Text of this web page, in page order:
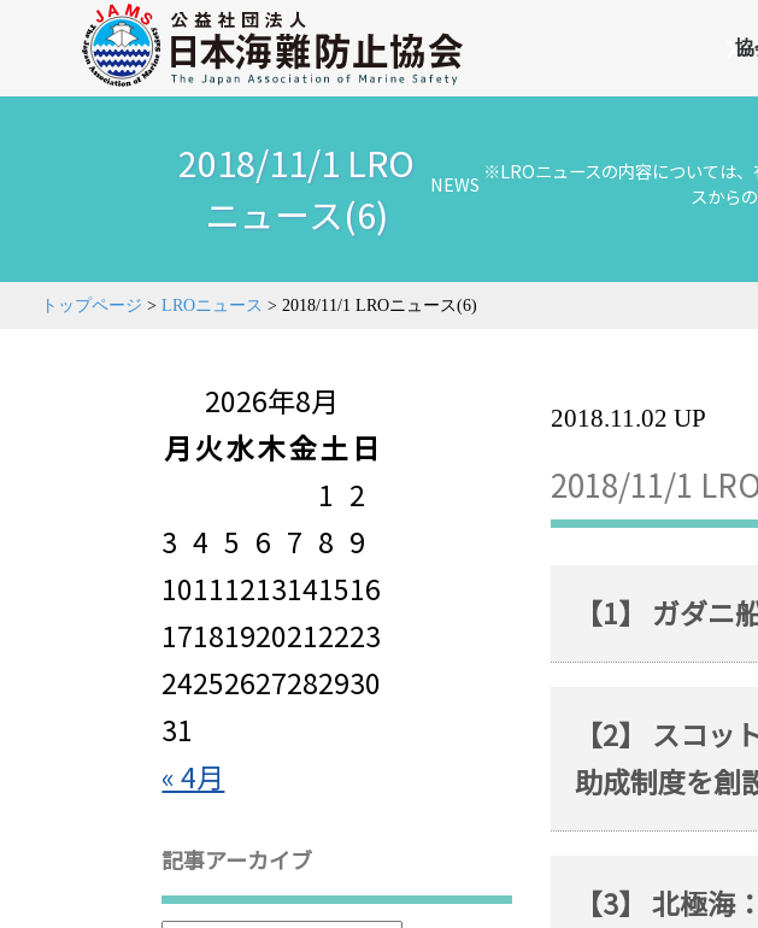
協
2018/11/1 LRO
ニュース(6)
NEWS ※LROニュースの内容については
スから
トップページ > LROニュース > 2018/11/1 LROニュース(6)
2026年8月
月火水木金土 日
1 2
3 4 5 6 7 8 9
10111213141516
17181920212223
24252627282930
31
« 4月
記事アーカイブ
2018.11.02 UP
2018/11/1
【1】 ガダ
【2】 スコ
助成制度を創
【3】 北極